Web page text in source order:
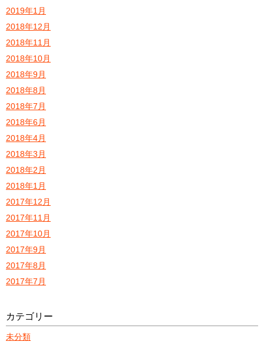
2019年1月
2018年12月
2018年11月
2018年10月
2018年9月
2018年8月
2018年7月
2018年6月
2018年4月
2018年3月
2018年2月
2018年1月
2017年12月
2017年11月
2017年10月
2017年9月
2017年8月
2017年7月
カテゴリー
未分類